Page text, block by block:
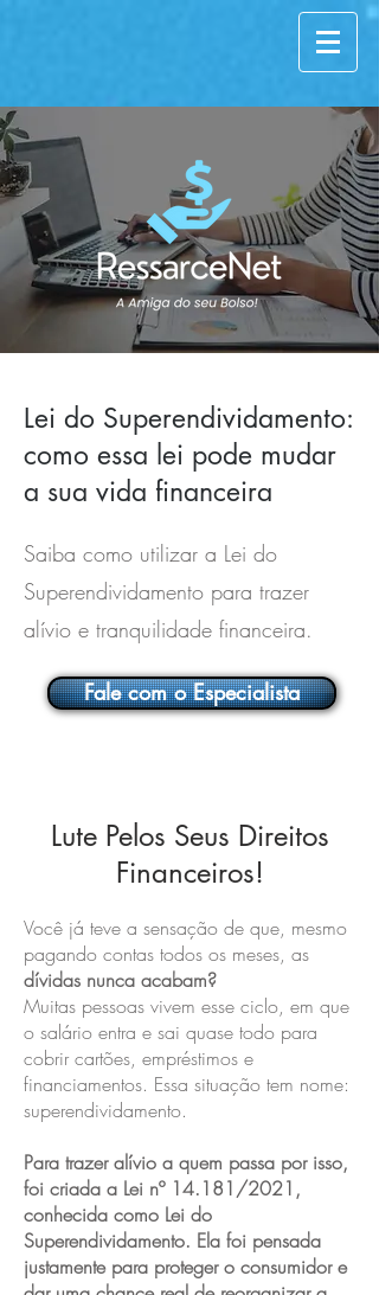
Lei do Superendividamento:
como essa lei pode mudar
a sua vida financeira
Saiba como utilizar a Lei do
Superendividamento para trazer
alívio e tranquilidade financeira.
Fale com o Especialista
Lute Pelos Seus Direitos
Financeiros!
Você já teve a sensação de que, mesmo
pagando contas todos os meses, as
dívidas nunca acabam?
Muitas pessoas vivem esse ciclo, em que
o salário entra e sai quase todo para
cobrir cartões, empréstimos e
financiamentos. Essa situação tem nome:
superendividamento.
Para trazer alívio a quem passa por isso,
foi criada a Lei nº 14.181/2021,
conhecida como Lei do
Superendividamento. Ela foi pensada
justamente para proteger o consumidor e